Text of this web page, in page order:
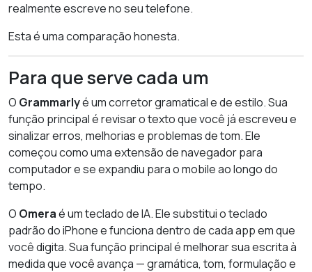
realmente escreve no seu telefone.
Esta é uma comparação honesta.
Para que serve cada um
O Grammarlyé um corretor gramatical e de estilo. Sua
função principal é revisar o texto que você já escreveu e
sinalizar erros, melhorias e problemas de tom. Ele
começou como uma extensão de navegador para
computador e se expandiu para o mobile ao longo do
tempo.
O Omeraé um teclado de IA. Ele substitui o teclado
padrão do iPhone e funciona dentro de cada app em que
você digita. Sua função principal é melhorar sua escrita à
medida que você avança — gramática, tom, formulação e